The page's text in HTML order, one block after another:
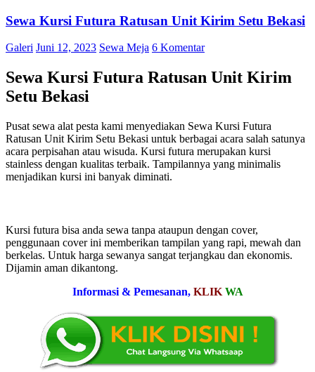
Sewa Kursi Futura Ratusan Unit Kirim Setu Bekasi
Galeri Juni 12, 2023 Sewa Meja 6 Komentar
Sewa Kursi Futura Ratusan Unit Kirim
Setu Bekasi
Pusat sewa alat pesta kami menyediakan Sewa Kursi Futura
Ratusan Unit Kirim Setu Bekasi untuk berbagai acara salah satunya
acara perpisahan atau wisuda. Kursi futura merupakan kursi
stainless dengan kualitas terbaik. Tampilannya yang minimalis
menjadikan kursi ini banyak diminati.
Kursi futura bisa anda sewa tanpa ataupun dengan cover,
penggunaan cover ini memberikan tampilan yang rapi, mewah dan
berkelas. Untuk harga sewanya sangat terjangkau dan ekonomis.
Dijamin aman dikantong.
Informasi & Pemesanan, KLIK WA